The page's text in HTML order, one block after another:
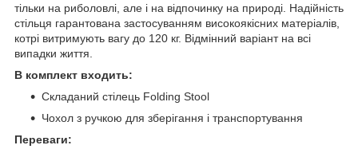
тільки на риболовлі, але і на відпочинку на природі. Надійність
стільця гарантована застосуванням високоякісних матеріалів,
котрі витримують вагу до 120 кг. Відмінний варіант на всі
випадки життя.
В комплект входить:
Складаний стілець Folding Stool
Чохол з ручкою для зберігання і транспортування
Переваги: